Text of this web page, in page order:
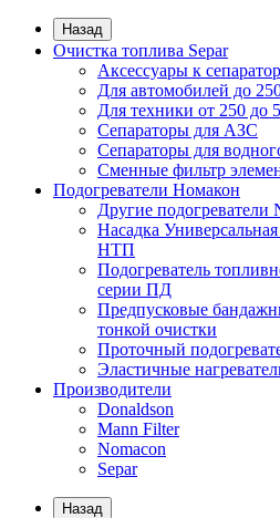
Назад
Очистка топлива Separ
Аксессуары к
Для автомобилей до
Для техники от 250 до
Сепараторы для АЗС
Сепараторы для
Сменные фильтр
Подогреватели Номакон
Другие подогреватели
Насадка
НТП
Подогреватель
серии ПД
Предпусковые
тонкой очистки
Проточный
Эластичные
Производители
Donaldson
Mann Filter
Nomacon
Separ
Назад